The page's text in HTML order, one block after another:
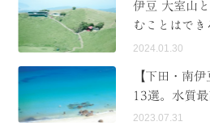
伊豆 大室山
むことはでき
2024.01.30
【下田・南
13選。水質
2023.07.31